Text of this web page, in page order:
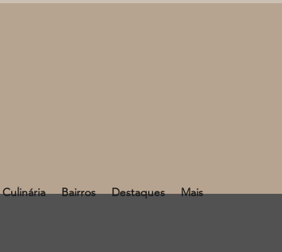
Culinária Bairros Destaques Mais